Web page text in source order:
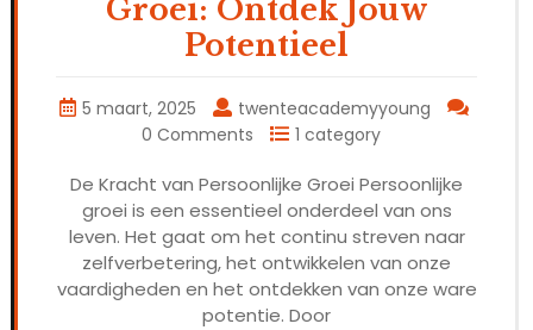
Groei: Ontdek Jouw
Potentieel
5 maart, 2025
twenteacademyyoung
0 Comments
1 category
De Kracht van Persoonlijke Groei Persoonlijke
groei is een essentieel onderdeel van ons
leven. Het gaat om het continu streven naar
zelfverbetering, het ontwikkelen van onze
vaardigheden en het ontdekken van onze ware
potentie. Door